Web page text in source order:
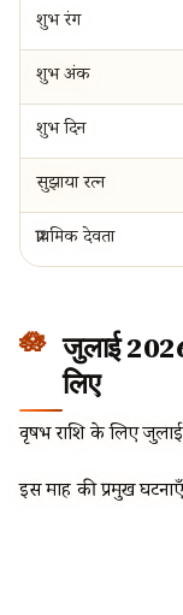
शुभ रंग
शुभ अंक
शुभ दिन
सुझाया रत्न
प्राथमिक देवता
जुलाई 2026
लिए
वृषभ राशि के लिए जुलाई
इस माह की प्रमुख